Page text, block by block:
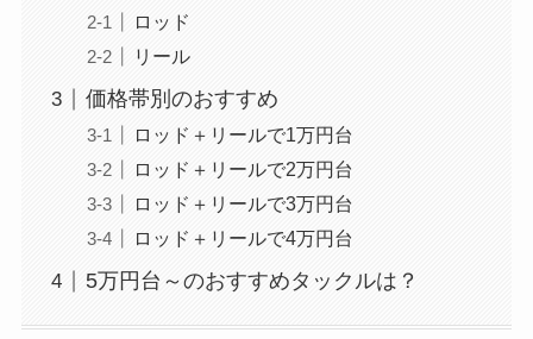
ロッド
リール
価格帯別のおすすめ
ロッド＋リールで1万円台
ロッド＋リールで2万円台
ロッド＋リールで3万円台
ロッド＋リールで4万円台
5万円台～のおすすめタックルは？